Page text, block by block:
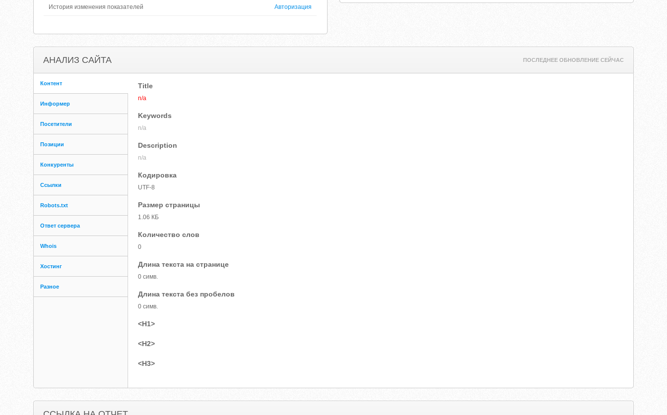
История изменения показателей Авторизация
АНАЛИЗ САЙТА ПОСЛЕДНЕЕ ОБНОВЛЕНИЕ СЕЙЧАС
Контент
Информер
Посетители
Позиции
Конкуренты
Ссылки
Robots.txt
Ответ сервера
Whois
Хостинг
Разное
Title
n/a
Keywords
n/a
Description
n/a
Кодировка
UTF-8
Размер страницы
1.06 КБ
Количество слов
0
Длина текста на странице
0 симв.
Длина текста без пробелов
0 симв.
<H1>
<H2>
<H3>